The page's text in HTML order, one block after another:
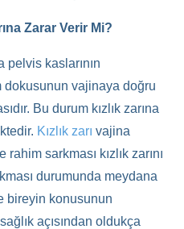
Zarar Verir Mi?
pelvis kaslarının
dokusunun vajinaya doğru
Bu durum kızlık zarına
Kızlık zarı vajina
sarkması kızlık zarını
durumunda meydana
bireyin konusunun
açısından oldukça